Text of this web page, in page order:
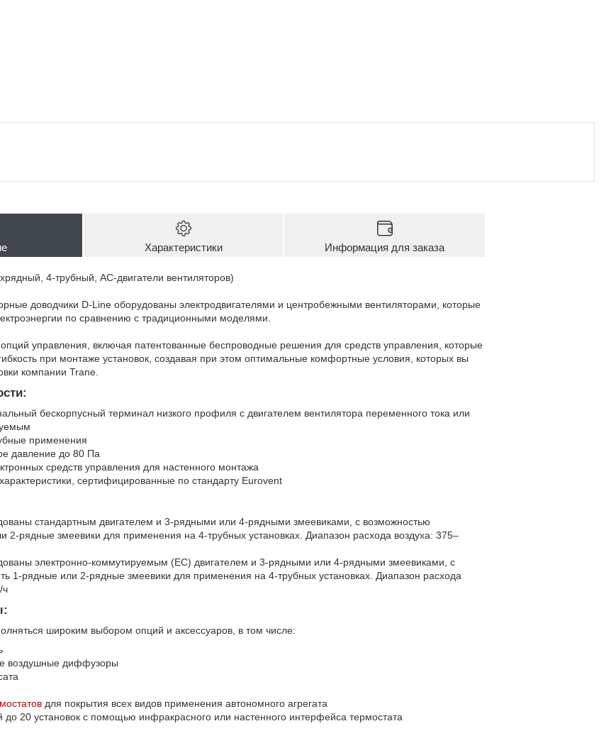
Характеристики Информация для заказа
4-трубный, AC-двигатели вентиляторов)
доводчики D-Line оборудованы электродвигателями и центробежными вентиляторами, которые
по сравнению с традиционными моделями.
управления, включая патентованные беспроводные решения для средств управления, которые
при монтаже установок, создавая при этом оптимальные комфортные условия, которых вы
компании Trane.
бескорпусный терминал низкого профиля с двигателем вентилятора переменного тока или
применения
давление до 80 Па
средств управления для настенного монтажа
сертифицированные по стандарту Eurovent
стандартным двигателем и 3-рядными или 4-рядными змеевиками, с возможностью
2-рядные змеевики для применения на 4-трубных установках. Диапазон расхода воздуха: 375–
электронно-коммутируемым (EC) двигателем и 3-рядными или 4-рядными змеевиками, с
1-рядные или 2-рядные змеевики для применения на 4-трубных установках. Диапазон расхода
ч
широким выбором опций и аксессуаров, в том числе:
воздушные диффузоры
для покрытия всех видов применения автономного агрегата
до 20 установок с помощью инфракрасного или настенного интерфейса термостата